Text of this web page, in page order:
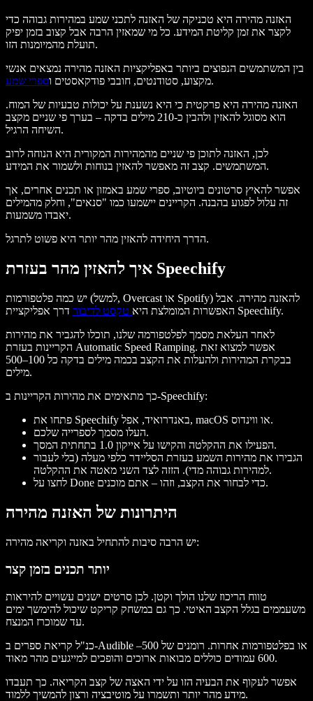
האזנה מהירה היא טכניקה של האזנה לתכני שמע במהירות גבוהה כדי
לקצר את זמן קליטת המידע. כל מי שמאזין הרבה אבל קצוב בזמן יפיק
תועלת מהמיומנות הזו.
בין המשתמשים הנפוצים ביותר באפליקציות האזנה מהירה נמצאים אנשי
מקצוע, סטודנטים, חובבי פודקאסטים וספרי שמע
.
האזנה מהירה היא פרקטית כי היא נשענת על יכולות טבעיות של המוח.
הוא מסוגל להאזין ולהבין כ-210 מילים בדקה – בערך פי שניים מקצב
השיחה הרגיל.
לכן, האזנה לתוכן פי שניים מהמהירות המקורית היא הנוחה לרוב
המשתמשים. קצב זה מאפשר להאזין בנוחות ולשמור את המידע.
אפשר להאיץ סרטונים ביוטיוב, ספרי שמע באמזון או תכנים אחרים, אך
זה עלול לפגוע בהבנה. הקריינים יישמעו כמו "סנאים", וחלק מהמילים
יאבדו משמעות.
הדרך היחידה להאזין מהר יותר היא פשוט לתרגל.
איך להאזין מהר בעזרת Speechify
יש כמה פלטפורמות (למשל, Overcast או Spotify) להאזנה מהירה. אבל
האפשרות המומלצת היא טקסט לדיבור
דרך אפליקציית Speechify.
לאחר העלאת מסמך לפלטפורמה שלנו, תוכלו להגביר את מהירות
הקריינות בעזרת Automatic Speed Ramping. אפשר למצוא זאת
בבקרת המהירות ולהעלות את הקצב בכמה מילים בדקה כל 100–500
מילים.
כך מתאימים את מהירות הקריינות ב-Speechify:
פתחו את Speechify באנדרואיד, אפל, macOS או ווינדוס.
העלו מסמך לספרייה שלכם.
הפעילו את ההקלטה והקישו על אייקון 1.0 בתחתית המסך.
הגבירו את מהירות השמע בעזרת הסליידר כלפי מעלה (בלי לעבור
למהירות גבוהה מדי). הזזה לצד השני מאטה את ההקלטה.
לחצו על Done כדי לבחור את הקצב, וזהו – אתם מוכנים.
היתרונות של האזנה מהירה
יש הרבה סיבות להתחיל באזנה וקריאה מהירה:
יותר תכנים בזמן קצר
טווח הריכוז שלנו הולך וקטן. לכן סרטים ישנים עשויים להיראות
משעממים בגלל הקצב האיטי. כך גם במשחק קריקט שיכול להימשך ימים
עד שמוכרז המנצח.
כנ"ל קריאת ספרים ב-Audible או בפלטפורמות אחרות. רומנים של 500–
600 עמודים כוללים מבואות ארוכים והופכים למייגעים מהר מאוד.
אפשר לעקוף את הבעיה הזו על ידי האצה של קצב הקריאה. כך תעבדו
מידע מהר יותר ותשמרו על מוטיבציה ורצון להמשיך ללמוד.